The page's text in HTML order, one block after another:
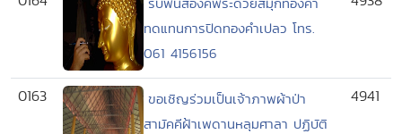
ทดแทนการปิดทองคำเปลว โทร.
061 4156156
0163
ขอเชิญร่วมเป็นเจ้าภาพผ้าป่า
สามัคคีฝ้าเพดานหลุมศาลา ปฏิบัติ
4941